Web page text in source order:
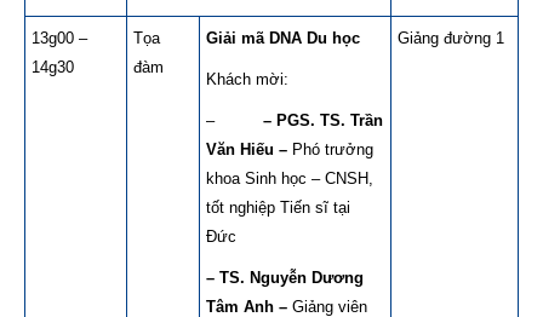
13g00 –
14g30
Tọa
đàm
Giải mã DNA Du học
Khách mời:
– – PGS. TS. Trần
Văn Hiếu – Phó trưởng
khoa Sinh học – CNSH,
tốt nghiệp Tiến sĩ tại
Đức
– TS. Nguyễn Dương
Tâm Anh – Giảng viên
Giảng đường 1